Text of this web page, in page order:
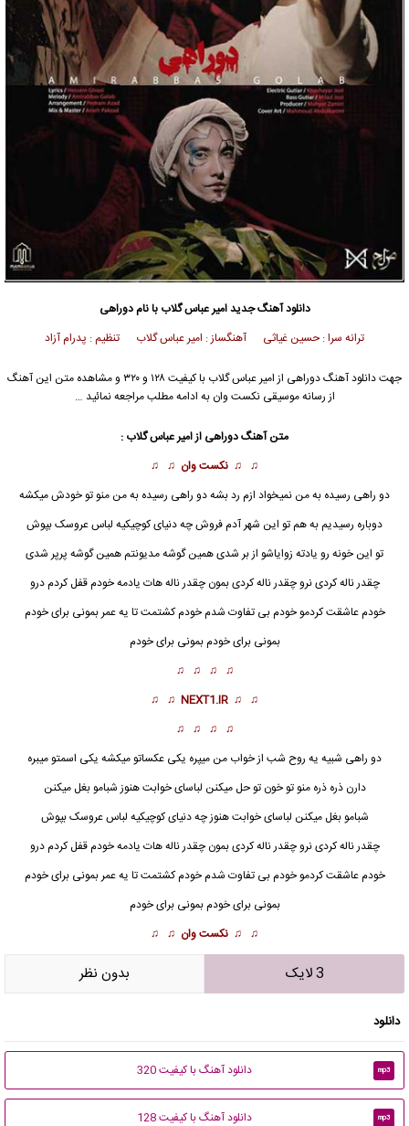
دانلود آهنگ جدیدامیر عباس گلاب با نام دوراهی
ترانه سرا : حسین غیاثی آهنگساز : امیر عباس گلاب تنظیم : پدرام آزاد
جهت دانلود آهنگ دوراهی از امیر عباس گلاب با کیفیت ۱۲۸ و ۳۲۰ و مشاهده متن این آهنگ
از رسانه موسیقی نکست وان به ادامه مطلب مراجعه نمائید …
متن آهنگ دوراهی از امیر عباس گلاب :
♫ ♫ نکست وان ♫ ♫
دو راهی رسیده به من نمیخواد ازم رد بشه دو راهی رسیده به من منو تو خودش میکشه
دوباره رسیدیم به هم تو این شهر آدم فروش چه دنیای کوچیکیه لباس عروسک بپوش
تو این خونه رو یادته زوایاشو از بر شدی همین گوشه مدیونتم همین گوشه پرپر شدی
چقدر ناله کردی نرو چقدر ناله کردی بمون چقدر ناله هات یادمه خودم قفل کردم درو
خودم عاشقت کردمو خودم بی تفاوت شدم خودم کشتمت تا یه عمر بمونی برای خودم
بمونی برای خودم بمونی برای خودم
♫ ♫ ♫ ♫
♫ ♫
NEXT1.IR
♫ ♫
♫ ♫ ♫ ♫
دو راهی شبیه یه روح شب از خواب من میپره یکی عکساتو میکشه یکی اسمتو میبره
دارن ذره ذره منو تو خون تو حل میکنن لباسای خوابت هنوز شبامو بغل میکنن
شبامو بغل میکنن لباسای خوابت هنوز چه دنیای کوچیکیه لباس عروسک بپوش
چقدر ناله کردی نرو چقدر ناله کردی بمون چقدر ناله هات یادمه خودم قفل کردم درو
خودم عاشقت کردمو خودم بی تفاوت شدم خودم کشتمت تا یه عمر بمونی برای خودم
بمونی برای خودم بمونی برای خودم
♫ ♫ نکست وان ♫ ♫
3 لایک بدون نظر
دانلود
mp3 دانلود آهنگ با کیفیت 320
mp3 دانلود آهنگ با کیفیت 128